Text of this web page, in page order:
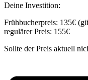
Deine Investition:
Frühbucherpreis: 135€
regulärer Preis: 155€
Sollte der Preis aktuell